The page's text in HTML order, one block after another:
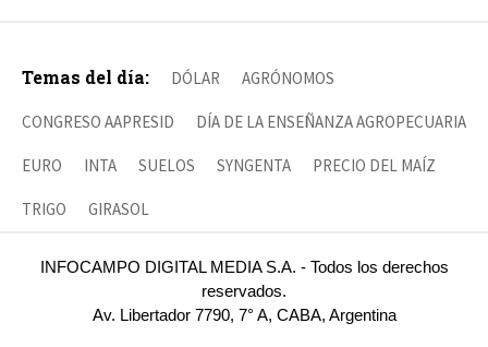
Temas del día: DÓLAR AGRÓNOMOS
CONGRESO AAPRESID DÍA DE LA ENSEÑANZA AGROPECUARIA
EURO INTA SUELOS SYNGENTA PRECIO DEL MAÍZ
TRIGO GIRASOL
INFOCAMPO DIGITAL MEDIA S.A. - Todos los derechos
reservados.
Av. Libertador 7790, 7° A, CABA, Argentina